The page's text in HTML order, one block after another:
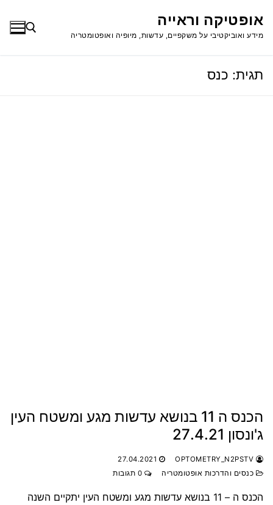
לתוכןאופטיקה וראייה
מידע ואוביקטיבי על משקפיים, עדשות, מיופיה ואופטומטריה
תגית: כנס
הכנס ה 11 בנושא עדשות מגע ומשטח העין
ג'ונסון 27.4.21
27.04.2021
כנסים והדרכות אופטומטריה
הכנס ה – 11 בנושא עדשות מגע ומשטח העין יתקיים השנה